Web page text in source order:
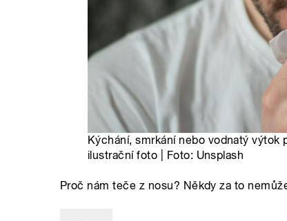
Kýchání, smrkání nebo vodnatý
ilustrační foto | Foto: Unsplash
Proč nám teče z nosu? Někdy za to